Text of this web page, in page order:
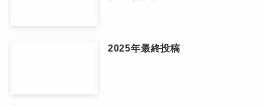
2025年最終投稿